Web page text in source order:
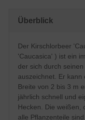
Wuchsform
Frucht
nicht
Blüte
Blütezeit
Mai -
Boden
Standort
gut
straff-
optimal für
bis 5 m
verträgt keine
solide frosthart
regelmäßiger
Überblick
Der Kirschlorbeer
'Caucasica' ) ist ein
der sich durch
auszeichnet. Er
Breite von 2 bis 3 m
jährlich schnell und
Hecken. Die weißen,
alle Pflanzenteile